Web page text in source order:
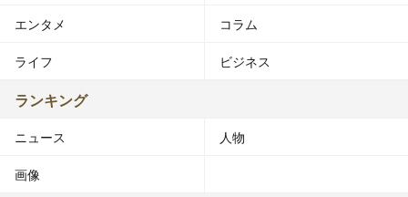
エンタメ コラム
ライフ ビジネス
ランキング
ニュース 人物
画像